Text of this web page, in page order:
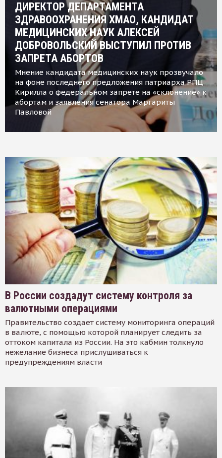
ДИРЕКТОР ДЕПАРТАМЕНТА
ЗДРАВООХРАНЕНИЯ ХМАО, КАНДИДАТ
МЕДИЦИНСКИХ НАУК АЛЕКСЕЙ
ДОБРОВОЛЬСКИЙ ВЫСТУПИЛ ПРОТИВ
ЗАПРЕТА АБОРТОВ
Мнение кандидата медицинских наук прозвучало
на фоне последнего предложения патриарха РПЦ
Кирилла о федеральном запрете на «склонение» к
абортам и заявления сенатора Маргариты
Павловой
В России создадут систему контроля за
валютными операциями
Правительство создает систему мониторинга операций
в валюте, с помощью которой планирует следить за
оттоком капитала из России. На это кабмин толкнуло
нежелание бизнеса прислушиваться к
предупреждениям власти